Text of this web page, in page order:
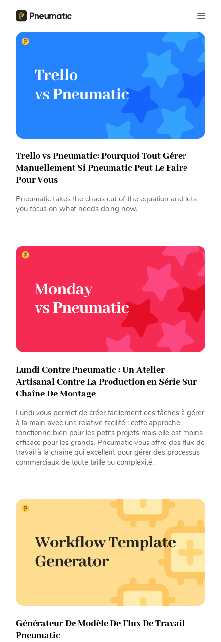
Trello vs Pneumatic: Pourquoi Tout Gérer
Manuellement Si Pneumatic Peut Le Faire
Pour Vous
Pneumatic takes the chaos out of the equation and lets
you focus on what needs doing now.
Lundi Contre Pneumatic : Un Atelier
Artisanal Contre La Production en Série Sur
Chaîne De Montage
Lundi vous permet de créer facilement des tâches à gérer
à la main avec une relative facilité : cette approche
fonctionne bien pour les petits projets mais elle est moins
efficace pour les grands. Pneumatic vous offre des flux de
travail à la chaîne qui excellent pour gérer des processus
commerciaux de toute taille ou complexité.
Générateur De Modèle De Flux De Travail
Pneumatic